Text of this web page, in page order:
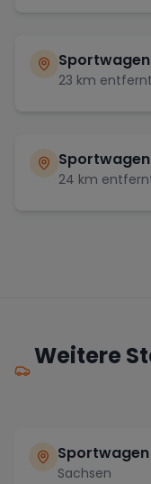
23 km entfernt
24 km
Weitere
Sachsen